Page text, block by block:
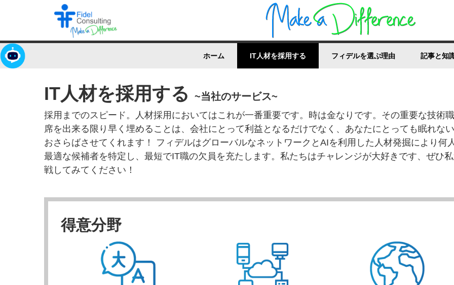
ホーム IT人材を採用する フィデルを選ぶ理由 記事と知
IT人材を採用する ~当社のサービス~
採用までのスピード。人材採用においてはこれが一番重要です。時は金なりです。その重要な技術
席を出来る限り早く埋めることは、会社にとって利益となるだけでなく、あなたにとっても眠れな
おさらばさせてくれます！ フィデルはグローバルなネットワークとAIを利用した人材発掘により何
最適な候補者を特定し、最短でIT職の欠員を充たします。私たちはチャレンジが大好きです、ぜひ
戦してみてください！
得意分野